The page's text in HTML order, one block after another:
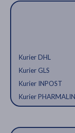
Kurier DHL
Kurier GLS
Kurier INPOST
Kurier